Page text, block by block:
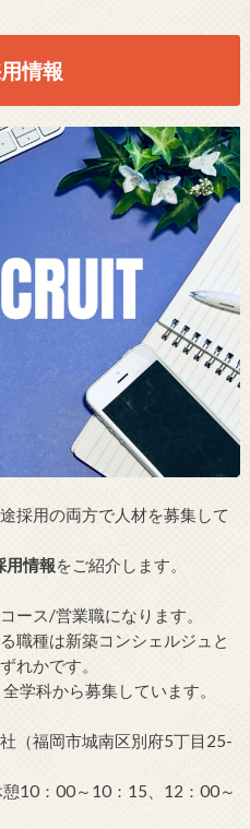
情報
採用の両方で人材を募集して
用情報をご紹介します。
ース/営業職になります。
職種は新築コンシェルジュと
れかです。
学科から募集しています。
（福岡市城南区別府5丁目25-
10：00～10：15、12：00～